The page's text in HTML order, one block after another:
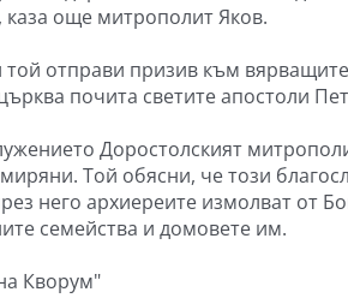
още митрополит Яков.
той отправи призив към
почита светите апостоли
Доростолският
Той обясни, че този
него архиереите измолват от
семейства и домовете им.
Кворум"